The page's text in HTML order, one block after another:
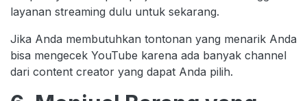
layanan streaming dulu untuk sekarang.
Jika Anda membutuhkan tontonan yang menarik Anda
bisa mengecek YouTube karena ada banyak channel
dari content creator yang dapat Anda pilih.